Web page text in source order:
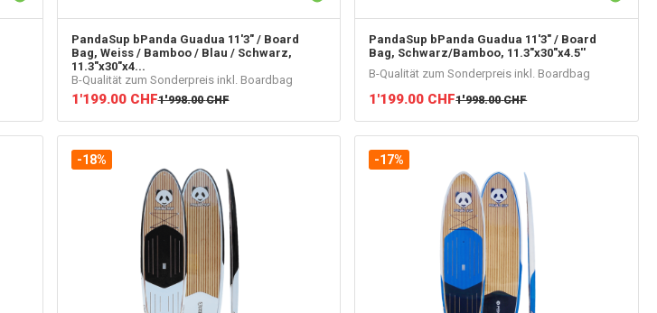
PandaSup bPanda Guadua 11'3" / Board
Bag, Weiss / Bamboo / Blau / Schwarz,
11.3"x30"x4...
B-Qualität zum Sonderpreis inkl. Boardbag
1'199.00 CHF1'998.00 CHF
PandaSup bPanda Guadua 11'3" / Board
Bag, Schwarz/Bamboo, 11.3"x30"x4.5''
B-Qualität zum Sonderpreis inkl. Boardbag
1'199.00 CHF1'998.00 CHF
-18% -17%